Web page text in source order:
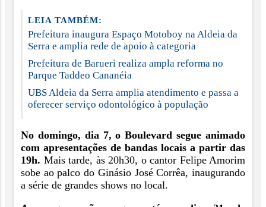
LEIA TAMBÉM:
Prefeitura inaugura Espaço Motoboy na Aldeia da
Serra e amplia rede de apoio à categoria
Prefeitura de Barueri realiza ampla reforma no
Parque Taddeo Cananéia
UBS Aldeia da Serra amplia atendimento e passa a
oferecer serviço odontológico à população
No domingo, dia 7, o Boulevard segue animado
com apresentações de bandas locais a partir das
19h. Mais tarde, às 20h30, o cantor Felipe Amorim
sobe ao palco do Ginásio José Corrêa, inaugurando
a série de grandes shows no local.